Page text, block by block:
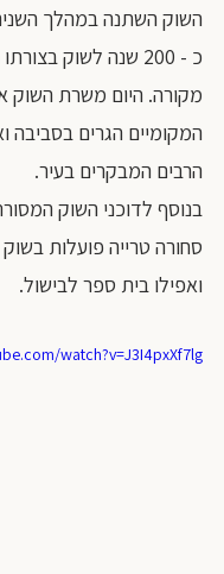
השוק השתנה במהלך
כ - 200 שנה לשוק
מקורה. היום משרת השוק
המקומיים הגרים בסביבה
הרבים המבקרים בעיר.
בנוסף לדוכני השוק
סחורה טרייה פועלות
ואפילו בית ספר לבישול.
watch?v=J3I4pxXf7lg